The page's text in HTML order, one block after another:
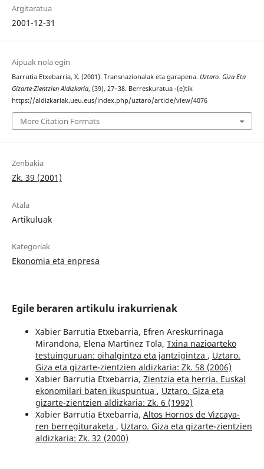
Argitaratua
2001-12-31
Aipuak nola egin
Barrutia Etxebarria, X. (2001). Transnazionalak eta garapena. Uztaro. Giza Eta
Gizarte-Zientzien Aldizkaria, (39), 27–38. Berreskuratua -(e)tik
https://aldizkariak.ueu.eus/index.php/uztaro/article/view/4076
More Citation Formats
Zenbakia
Zk. 39 (2001)
Atala
Artikuluak
Kategoriak
Ekonomia eta enpresa
Egile beraren artikulu irakurrienak
Xabier Barrutia Etxebarria, Efren Areskurrinaga
Mirandona, Elena Martinez Tola, Txina nazioarteko
testuinguruan: oihalgintza eta jantzigintza , Uztaro.
Giza eta gizarte-zientzien aldizkaria: Zk. 58 (2006)
Xabier Barrutia Etxebarria, Zientzia eta herria. Euskal
ekonomilari baten ikuspuntua , Uztaro. Giza eta
gizarte-zientzien aldizkaria: Zk. 6 (1992)
Xabier Barrutia Etxebarria, Altos Hornos de Vizcaya-
ren berregituraketa , Uztaro. Giza eta gizarte-zientzien
aldizkaria: Zk. 32 (2000)